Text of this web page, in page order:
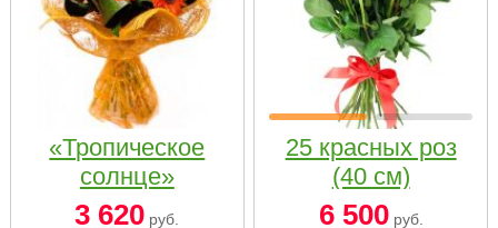
«Тропическое
солнце»
3 620 руб.
25 красных роз
(40 см)
6 500руб.